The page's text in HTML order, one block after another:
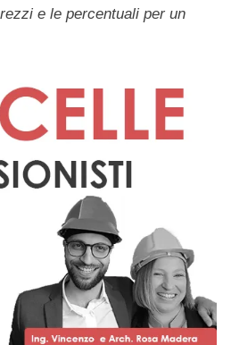
e le percentuali per un